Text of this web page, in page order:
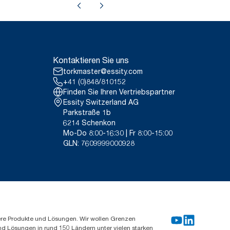
Kontaktieren Sie uns
torkmaster@essity.com
+41 (0)848/810152
Finden Sie Ihren Vertriebspartner
Essity Switzerland AG
Parkstraße 1b
6214 Schenkon
Mo-Do 8:00-16:30 | Fr 8:00-15:00
GLN: 7609999000928
Produkte und Lösungen. Wir wollen Grenzen
Lösungen in rund 150 Ländern unter vielen starken